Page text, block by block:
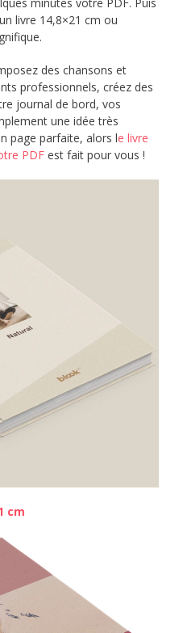
livre 14,8×21 cm ou
des chansons et
professionnels, créez des
journal de bord, vos
une idée très
page parfaite, alors le livre
PDF est fait pour vous !
cm